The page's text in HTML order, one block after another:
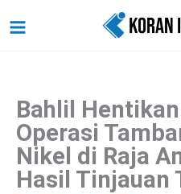
ke
Bahlil
Operasi
Nikel di Raja
Hasil Tinjauan
a